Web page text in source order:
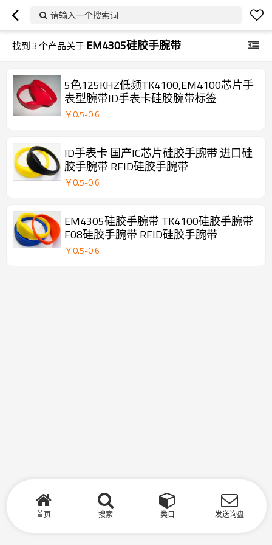
请输入一个搜索词
找到3个产品关于EM4305硅胶手腕带
5色125KHZ低频TK4100,EM4100芯片手
表型腕带ID手表卡硅胶腕带标签
￥0.5-0.6
ID手表卡 国产IC芯片硅胶手腕带 进口硅
胶手腕带 RFID硅胶手腕带
￥0.5-0.6
EM4305硅胶手腕带 TK4100硅胶手腕带
F08硅胶手腕带 RFID硅胶手腕带
￥0.5-0.6
首页 搜索 类目 发送询盘